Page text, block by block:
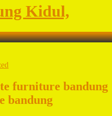
Kidul,
furniture bandung
bandung